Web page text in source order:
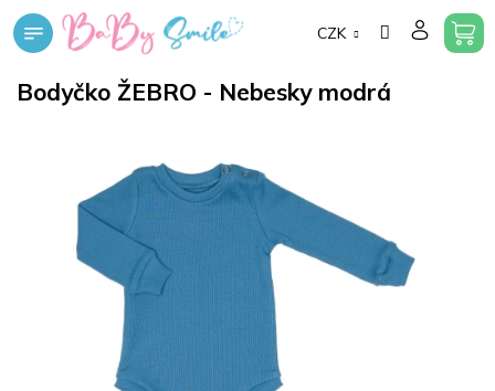
Přejít
na
CZK
Bodyčko ŽEBRO - Nebesky modrá